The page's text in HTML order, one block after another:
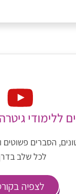
ללימודי
הסברים
לכל שלב
לצפיה